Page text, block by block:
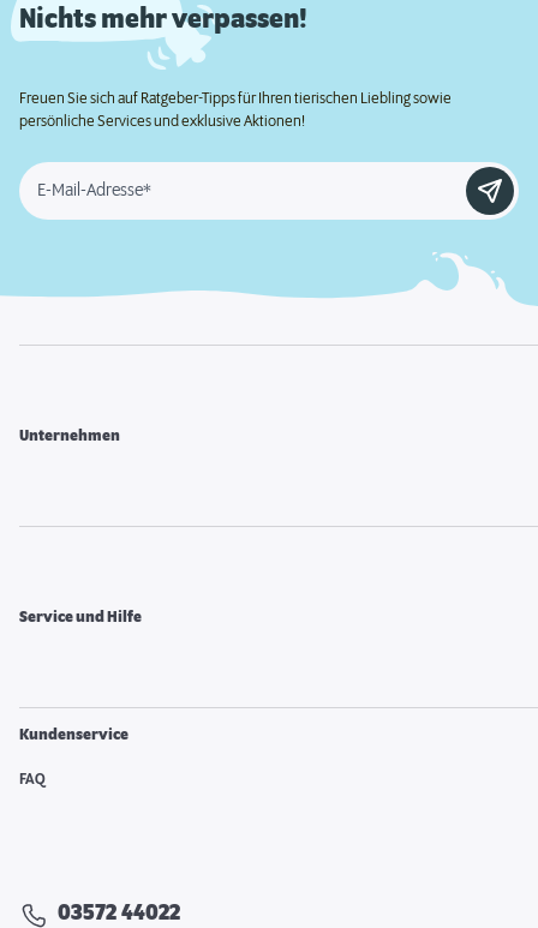
Nichts mehr verpassen!
Freuen Sie sich auf Ratgeber-Tipps für Ihren tierischen Liebling sowie
persönliche Services und exklusive Aktionen!
E-Mail-Adresse*
Unternehmen
Service und Hilfe
Kundenservice
FAQ
03572 44022